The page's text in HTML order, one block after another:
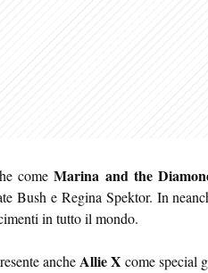
comeMarina and the
Bush e Regina Spektor. In
in tutto il mondo.
ancheAllie X come special